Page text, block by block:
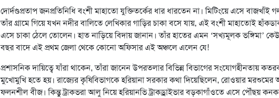
দোর্দণ্ডপ্রতাপ জনপ্রতিনিধি বংশী মাহাতো যুক্তিতর্কের ধার ধারতেন না। মিটিংয়ে এসে বাজখাঁই
তাঁর গ্রামে গিয়ে যখন নদীর বালিতে লেখিকার গাড়ির চাকা বসে যায়, এই বংশী মাহাতোই
এসে চাকা ঠেলে তোলেন। হাত নাড়িয়ে বিদায় জানান। তাঁর হাতের এমন ‘সখ্যমূলক ভঙ্গিমা’
বছর বাদে এই প্রথম জেলা থেকে কোনো অফিসার এই অঞ্চলে এলেন যে!
প্রশাসনিক দায়িত্বে যাঁরা থাকেন, তাঁরা জানেন উপরতলার বিভিন্ন বিভাগের সংযোগহীনতায়
মুখোমুখি হতে হয়। রাজ্যের কৃষিবিভাগকে হরিয়ানা সরকার কথা দিয়েছিলেন, রোওয়ার মরশুমের
ফলনশীল বীজ। কিন্তু ট্রাকভরা আলু নিয়ে হরিয়ানভি ট্রাকড্রাইভার বড়কাগাঁওতে এসে পৌঁছয়